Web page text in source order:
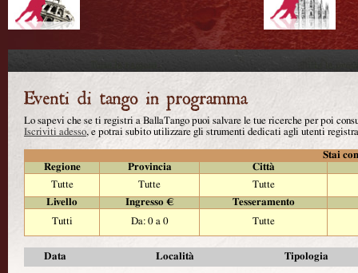
Lo sapevi che se ti registri a BallaTango puoi salvare le tue ricerche per poi
Iscriviti adesso, e potrai subito utilizzare gli strumenti dedicati agli utenti
Stai
Regione
Provincia
Città
Tutte
Tutte
Tutte
Livello
Ingresso €
Tesseramento
Tutti
Da: 0 a 0 Tutte
Data Località Tipologia